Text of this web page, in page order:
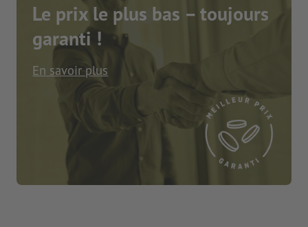
Le prix le plus bas – toujours
garanti !
En savoir plus